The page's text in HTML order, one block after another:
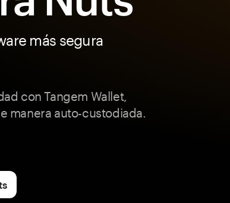
más segura
con Tangem Wallet,
manera auto-custodiada.